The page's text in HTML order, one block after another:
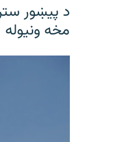
د پیښور
مخه ونیوله